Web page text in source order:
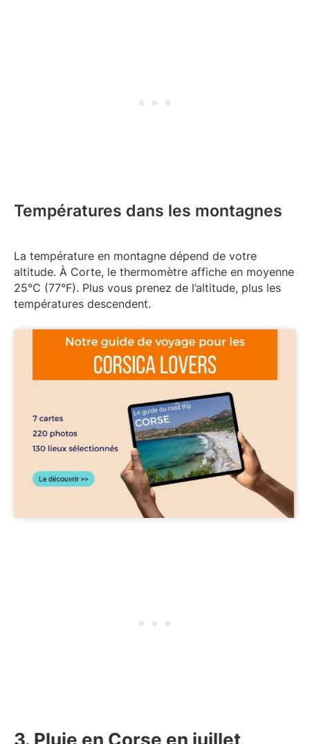
Températures dans les montagnes
La température en montagne dépend de votre
altitude. À Corte, le thermomètre affiche en moyenne
25°C (77°F). Plus vous prenez de l’altitude, plus les
températures descendent.
3. Pluie en Corse en juillet